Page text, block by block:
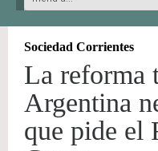
Sociedad Corrientes
La reforma
Argentina
que pide el